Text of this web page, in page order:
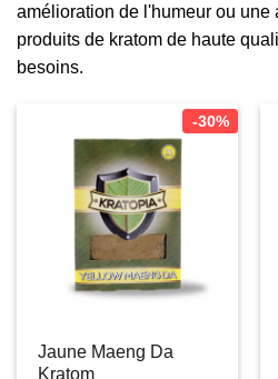
amélioration de l'humeur ou une
produits de kratom de haute
besoins.
-30%
Jaune Maeng Da
Kratom